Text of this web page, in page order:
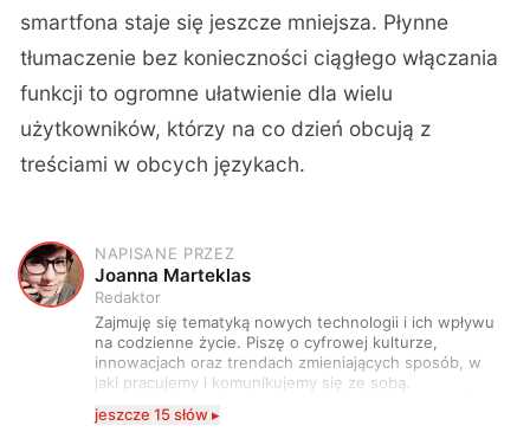
smartfona staje się jeszcze mniejsza. Płynne
tłumaczenie bez konieczności ciągłego włączania
funkcji to ogromne ułatwienie dla wielu
użytkowników, którzy na co dzień obcują z
treściami w obcych językach.
J
NAPISANE PRZEZ
Joanna Marteklas
Redaktor
Zajmuję się tematyką nowych technologii i ich wpływu
na codzienne życie. Piszę o cyfrowej kulturze,
innowacjach oraz trendach zmieniających sposób, w
jaki pracujemy i komunikujemy się ze sobą.
Szczególnie interesuje mnie relacja między rozwojem
technologii a współczesną popkulturą. W wolnych
jeszcze 15 słów ▸